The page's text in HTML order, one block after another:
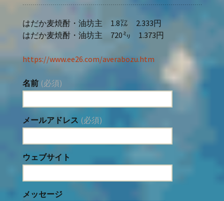
はだか麦焼酎・油坊主 1.8㍑ 2.333円
はだか麦焼酎・油坊主 720㍉ 1.373円
https://www.ee26.com/averabozu.htm
名前 (必須)
メールアドレス (必須)
ウェブサイト
メッセージ